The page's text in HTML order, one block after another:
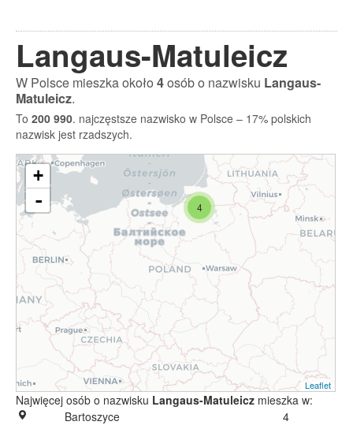
Langaus-Matuleicz
W Polsce mieszka około4osób o nazwisku Langaus-
Matuleicz.
To 200 990. najczęstsze nazwisko w Polsce – 17% polskich
nazwisk jest rzadszych.
4
+
-
Leaflet
Najwięcej osób o nazwisku Langaus-Matuleicz mieszka w:
Bartoszyce
4